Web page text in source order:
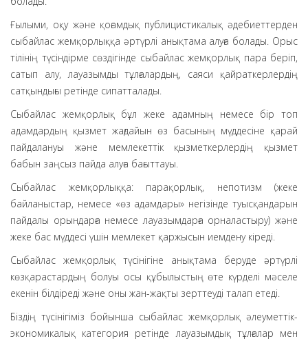
Ғылыми, оқу және қоғамдық публицистикалық әдебиеттерден
сыбайлас жемқорлыққа әртүрлі анықтама алуға болады. Орыс
тілінің түсіндірме сөздігінде сыбайлас жемқорлық пара беріп,
сатып алу, лауазымды тұлғалардың, саяси қайраткерлердің
сатқындығы ретінде сипатталады.
Сыбайлас жемқорлық бұл жеке адамның немесе бір топ
адамдардың қызмет жағдайын өз басының мүддесіне қарай
пайдалануы және мемлекеттік қызметкерлердің қызмет
бабын заңсыз пайда алуға бағыттауы.
Сыбайлас жемқорлыққа: парақорлық, непотизм (жеке
байланыстар, немесе «өз адамдары» негізінде туысқандарын
пайдалы орындарға немесе лауазымдарға орналастыру) және
жеке бас мүддесі үшін мемлекет қаржысын иемдену кіреді.
Сыбайлас жемқорлық түсінігіне анықтама беруде әртүрлі
көзқарастардың болуы осы құбылыстың өте күрделі мәселе
екенін білдіреді және оны жан-жақты зерттеуді талап етеді.
Біздің түсінігіміз бойынша сыбайлас жемқорлық әлеуметтік-
экономикалық категория ретінде лауазымдық тұлғалар мен